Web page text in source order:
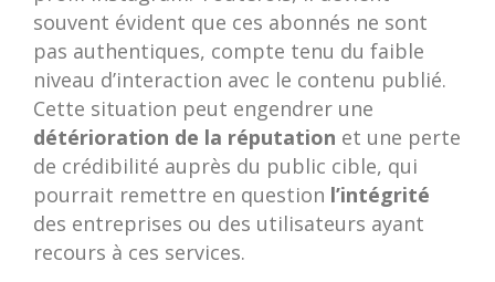
souvent évident que ces abonnés ne sont
pas authentiques, compte tenu du faible
niveau d’interaction avec le contenu publié.
Cette situation peut engendrer une
détérioration de la réputation et une perte
de crédibilité auprès du public cible, qui
pourrait remettre en question l’intégrité
des entreprises ou des utilisateurs ayant
recours à ces services.